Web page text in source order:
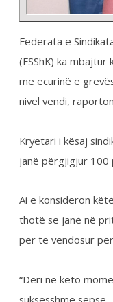
Syla ka thënë se në
sëmundje të
elementare ...